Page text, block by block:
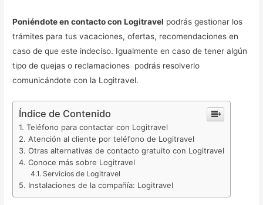
Poniéndote en contacto con Logitravel podrás gestionar los
trámites para tus vacaciones, ofertas, recomendaciones en
caso de que este indeciso. Igualmente en caso de tener algún
tipo de quejas o reclamaciones podrás resolverlo
comunicándote con la Logitravel.
Índice de Contenido
Teléfono para contactar con Logitravel
Atención al cliente por teléfono de Logitravel
Otras alternativas de contacto gratuito con Logitravel
Conoce más sobre Logitravel
Servicios de Logitravel
Instalaciones de la compañía: Logitravel